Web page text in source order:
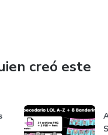
que te
como
de visita elegantes,
solo unos pocos
y cautivadores en
creó este